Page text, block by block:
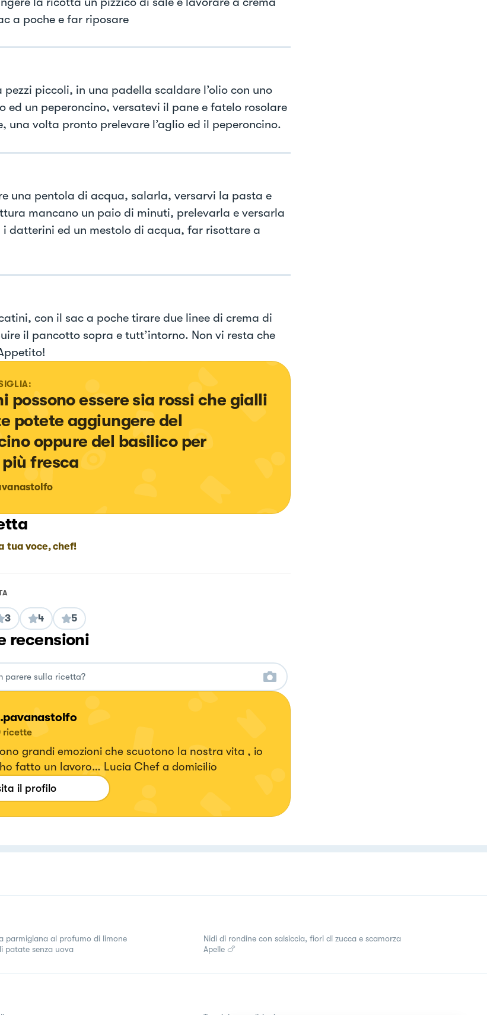
a poche e far riposare
pezzi piccoli, in una padella scaldare l’olio con uno
ed un peperoncino, versatevi il pane e fatelo rosolare
una volta pronto prelevare l’aglio ed il peperoncino.
una pentola di acqua, salarla, versarvi la pasta e
mancano un paio di minuti, prelevarla e versarla
i datterini ed un mestolo di acqua, far risottare a
con il sac a poche tirare due linee di crema di
il pancotto sopra e tutt’intorno. Non vi resta che
possono essere sia rossi che gialli
potete aggiungere del
oppure del basilico per
fresca
tua voce, chef!
3 4 5
recensioni
ricette
grandi emozioni che scuotono la nostra vita , io
fatto un lavoro… Lucia Chef a domicilio
il profilo
parmigiana al profumo di limone
patate senza uova
Nidi di rondine con salsiccia, fiori di zucca e scamorza
Apelle 🍗